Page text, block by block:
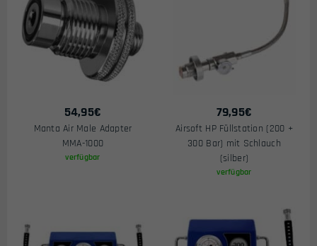
54,95€
Manta Air Male Adapter
MMA-1000
verfügbar
79,95€
Airsoft HP Füllstation (200 +
300 Bar) mit Schlauch
(silber)
verfügbar